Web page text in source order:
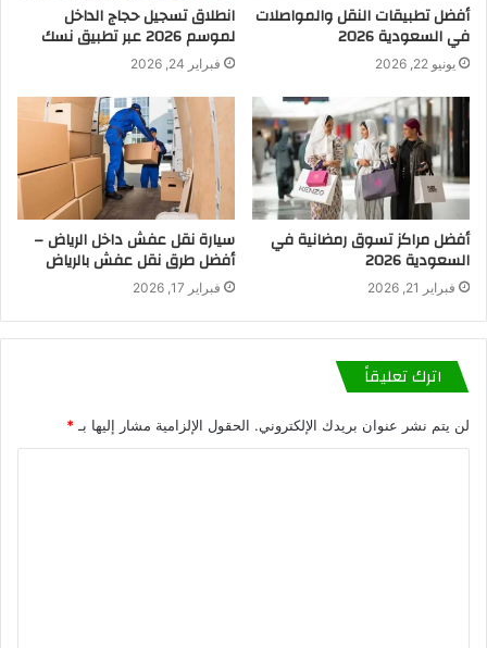
أفضل تطبيقات النقل والمواصلات
في السعودية 2026
يونيو 22, 2026
انطلاق تسجيل حجاج الداخل
لموسم 2026 عبر تطبيق نسك
فبراير 24, 2026
أفضل مراكز تسوق رمضانية في
السعودية 2026
فبراير 21, 2026
سيارة نقل عفش داخل الرياض –
أفضل طرق نقل عفش بالرياض
فبراير 17, 2026
اترك تعليقاً
لن يتم نشر عنوان بريدك الإلكتروني. الحقول الإلزامية مشار إليها بـ *